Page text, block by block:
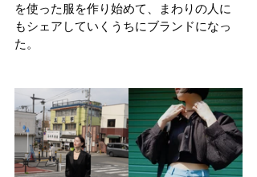
を使った服を作り始めて、まわりの人に
もシェアしていくうちにブランドになっ
た。